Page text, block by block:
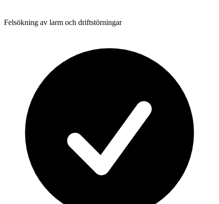
Felsökning av larm och driftstörningar